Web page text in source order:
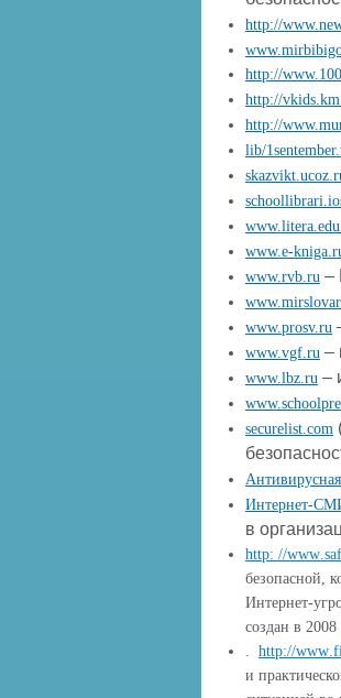
http://
http://
http://
http://
lib/
www.e-
www.rvb.ru –
www.prosv.ru
www.vgf.ru –
www.lbz.ru –
securelist.com
Интернет-
в
http: //www.
безопасной,
Интернет-
создан в
. http://www.
и